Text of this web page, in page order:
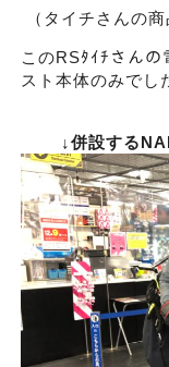
（タイチさんの
このRSﾀｲﾁさんの
スト本体のみでし
↓併設する